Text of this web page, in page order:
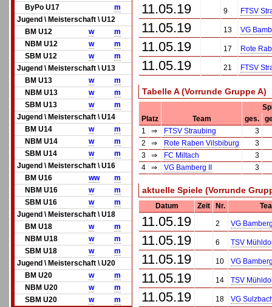
ByPo U17
m
Jugend \ Meisterschaft \ U12
BM U12
w
m
NBM U12
w
m
SBM U12
w
m
Jugend \ Meisterschaft \ U13
BM U13
w
m
NBM U13
w
m
SBM U13
w
m
Jugend \ Meisterschaft \ U14
BM U14
w
m
NBM U14
w
m
SBM U14
w
m
Jugend \ Meisterschaft \ U16
BM U16
ww
m
NBM U16
w
m
SBM U16
w
m
Jugend \ Meisterschaft \ U18
BM U18
w
m
NBM U18
w
m
SBM U18
w
m
Jugend \ Meisterschaft \ U20
BM U20
w
m
NBM U20
w
m
SBM U20
w
m
11.05.19 9 FTSV
11.05.19 13 VG
11.05.19 17 Rote
11.05.19 21 FTSV
Tabelle A (Vorrunde Gruppe A)
Platz
Team ges.
1
⇒ FTSV Straubing
3
2
⇒ Rote Raben Vilsbiburg
3
3
⇒ FC Miltach
3
4
⇒ VG Bamberg II 3
aktuelle Spiele (Vorrunde
Datum Zeit Nr.
11.05.19 2 VG
11.05.19 6 TSV
11.05.19 10 VG
11.05.19 14 TSV
11.05.19 18 VG